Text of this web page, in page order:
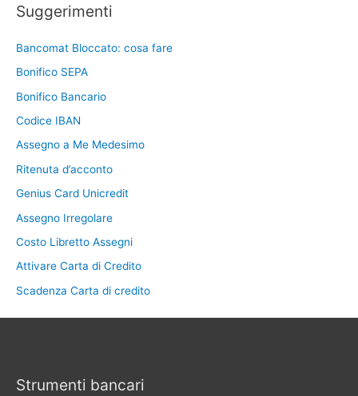
Suggerimenti
Bancomat Bloccato: cosa fare
Bonifico SEPA
Bonifico Bancario
Codice IBAN
Assegno a Me Medesimo
Ritenuta d’acconto
Genius Card Unicredit
Assegno Irregolare
Costo Libretto Assegni
Attivare Carta di Credito
Scadenza Carta di credito
Strumenti bancari